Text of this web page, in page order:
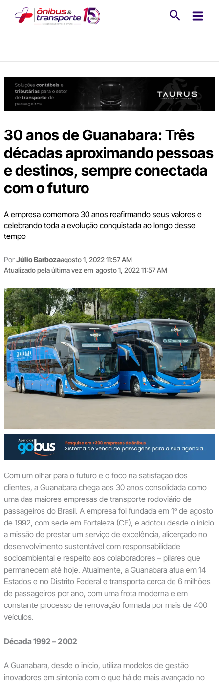
30 anos de Guanabara: Três
décadas aproximando pessoas
e destinos, sempre conectada
com o futuro
A empresa comemora 30 anos reafirmando seus valores e
celebrando toda a evolução conquistada ao longo desse
tempo
PorJúlio Barbozaagosto 1, 2022 11:57 AM
Atualizado pela última vez em agosto 1, 2022 11:57 AM
Com um olhar para o futuro e o foco na satisfação dos
clientes, a Guanabara chega aos 30 anos consolidada como
uma das maiores empresas de transporte rodoviário de
passageiros do Brasil. A empresa foi fundada em 1º de agosto
de 1992, com sede em Fortaleza (CE), e adotou desde o início
a missão de prestar um serviço de excelência, alicerçado no
desenvolvimento sustentável com responsabilidade
socioambiental e respeito aos colaboradores – pilares que
permanecem até hoje. Atualmente, a Guanabara atua em 14
Estados e no Distrito Federal e transporta cerca de 6 milhões
de passageiros por ano, com uma frota moderna e em
constante processo de renovação formada por mais de 400
veículos.
Década 1992 – 2002
A Guanabara, desde o início, utiliza modelos de gestão
inovadores em sintonia com o que há de mais avançado no